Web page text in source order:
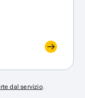
dal servizio.